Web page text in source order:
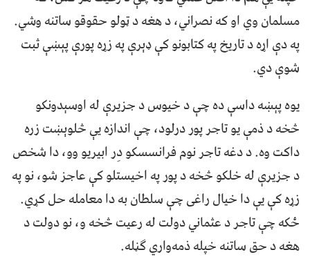
مسلمان وي او که نصراني، د هغه د ټولو حقوقو ساتنه وشي.
په دې اړه د تاریخ په کتابونو کې ډېرې په زړه پورې پېښې ثبت
شوې دي.
یوه پېښه داسې ده چې د خیوس د جزیرې له اوسېدونکو
څخه د ذمې یو تاجر پور درلود، چې اندازه یې څلوېښت زره
داکت وه. د دغه تاجر نوم فرانسسکو دِر ابیریو وو، دا شخص
د جزیرې له خلکو څخه د پور په اخیستلو کې عاجز شو، نو په
زړه کې یې دا خیال راغی چې سلطان به دا معامله حل کړي.
ځکه چې تاجر د عثماني دولت له رعیت څخه و، نو دولت د
هغه د حق ساتنه خپله ذمه‌واري ګڼله.